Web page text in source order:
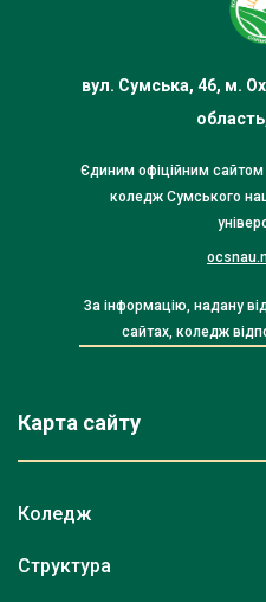
вул. Сумська, 46, м.
Єдиним офіційним
коледж Сумського
За інформацію, надану
сайтах, коледж
Карта сайту
Коледж
Структура